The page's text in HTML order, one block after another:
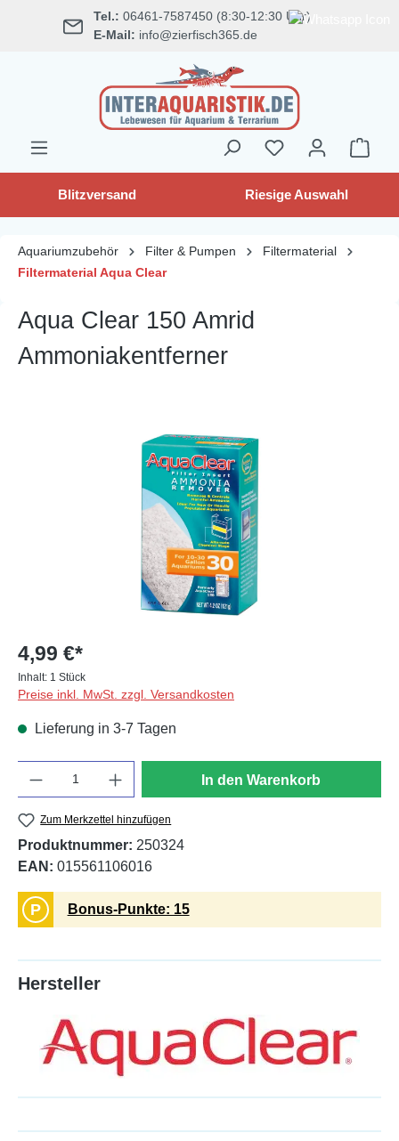
springen Tel.: 06461-7587450 (8:30-12:30 Uhr)
E-Mail: info@zierfisch365.de
Blitzversand Riesige Auswahl
Aquariumzubehör Filter & Pumpen
Filtermaterial
Filtermaterial Aqua Clear
Aqua Clear 150 Amrid
Ammoniakentferner
Bildergalerie überspringen
4,99 €*
Inhalt: 1 Stück
Preise inkl. MwSt. zzgl. Versandkosten
Lieferung in 3-7 Tagen
In den Warenkorb
Zum Merkzettel hinzufügen
Produktnummer: 250324
EAN: 015561106016
P Bonus-Punkte: 15
Hersteller